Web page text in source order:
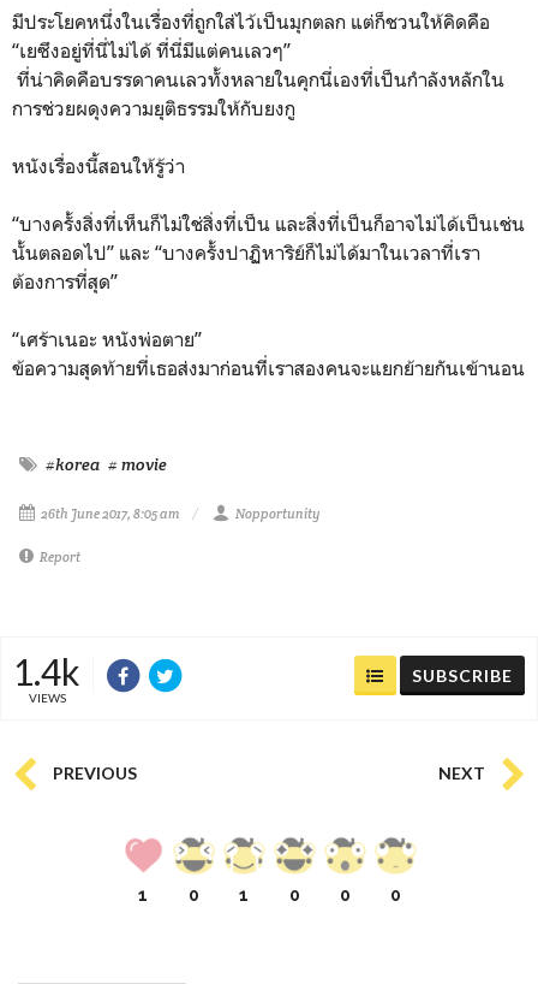
มีประโยคหนึ่งในเรื่องที่ถูกใส่ไว้เป็นมุกตลก แต่ก็ชวนให้คิดคือ
“เยซึงอยู่ที่นี่ไม่ได้ ที่นี่มีแต่คนเลวๆ”
ที่น่าคิดคือบรรดาคนเลวทั้งหลายในคุกนี่เองที่เป็นกำลังหลักใน
การช่วยผดุงความยุติธรรมให้กับยงกู
หนังเรื่องนี้สอนให้รู้ว่า
“บางครั้งสิ่งที่เห็นก็ไม่ใช่สิ่งที่เป็น และสิ่งที่เป็นก็อาจไม่ได้เป็นเช่น
นั้นตลอดไป” และ “บางครั้งปาฏิหาริย์ก็ไม่ได้มาในเวลาที่เรา
ต้องการที่สุด”
“เศร้าเนอะ หนังพ่อตาย”
ข้อความสุดท้ายที่เธอส่งมาก่อนที่เราสองคนจะแยกย้ายกันเข้านอน
#korea # movie
26th June 2017, 8:05 am Nopportunity
Report
1.4k
VIEWS
SUBSCRIBE
PREVIOUS NEXT
1 0 1 0 0 0